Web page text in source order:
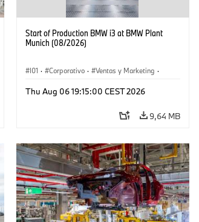
Start of Production BMW i3 at BMW Plant
Munich (08/2026)
I01 · Corporativo · Ventas y Marketing ·
Thu Aug 06 19:15:00 CEST 2026
9,64 MB